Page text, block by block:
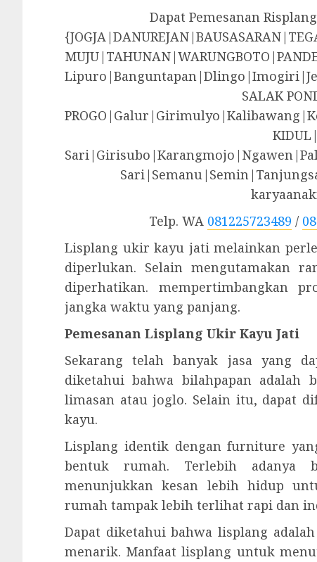
Dapat Pemesanan
SALAK
Telp. WA 081225723489 /
Lisplang ukir kayu jati melainkan
diperlukan. Selain mengutamakan
diperhatikan. mempertimbangkan
jangka waktu yang panjang.
Pemesanan Lisplang Ukir Kayu Jati
Sekarang telah banyak jasa yang
diketahui bahwa bilahpapan
limasan atau joglo. Selain itu, dapat
kayu.
Lisplang identik dengan furniture
bentuk rumah. Terlebih adanya
menunjukkan kesan lebih hidup
rumah tampak lebih terlihat rapi dan
Dapat diketahui bahwa lisplang
menarik. Manfaat lisplang untuk